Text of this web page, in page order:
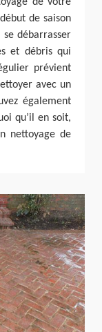
de saison
se débarrasser
et débris qui
prévient
avec un
également
qu’il en soit,
nettoyage de